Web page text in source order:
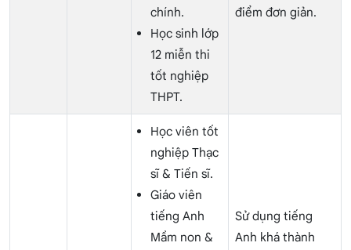
chính.
Học sinh lớp
12 miễn thi
tốt nghiệp
THPT.
điểm đơn giản.
Học viên tốt
nghiệp Thạc
sĩ & Tiến sĩ.
Giáo viên
tiếng Anh
Mầm non &
Sử dụng tiếng
Anh khá thành